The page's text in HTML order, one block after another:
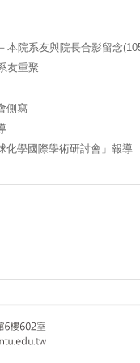
本院系友與院長合影留念
友重聚
側寫
學國際學術研討會」 報導